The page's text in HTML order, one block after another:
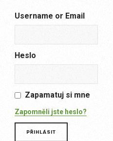
Username or Email
Heslo
Zapamatuj si mne
Zapomněli jste heslo?